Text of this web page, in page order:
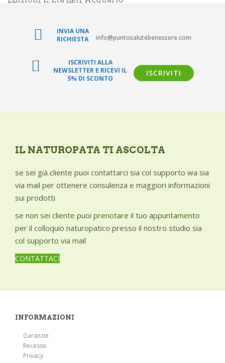
Macrolibrarsi di Golden Books
Atena - I sani bio
Memoria insufficiente
Occhi - problemi
Polipi e cisti
Prostata - problemi
Pruriti e bruciori vulvari
Prurito
Psoriasi
Punture d'insetto
Raffreddore
Ragadi
Reni - disturbi della funzionalità
Scottature
Pancia gonfia
Sonno - disturbi
Stanchezza
INVIA UNA
RICHIESTA
info@puntosalutebenessere.com
ISCRIVITI ALLA
NEWSLETTER E RICEVI IL
5% DI SCONTO
ISCRIVITI
IL NATUROPATA TI ASCOLTA
se sei già cliente puoi contattarci sia col supporto wa sia
via mail per ottenere consulenza e maggiori informazioni
sui prodotti
se non sei cliente puoi prenotare il tuo appuntamento
per il colloquio naturopatico presso il nostro studio sia
col supporto via mail
CONTATTACI
INFORMAZIONI
Garanzie
Recesso
Privacy